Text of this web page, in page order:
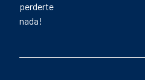
perderte
nada!